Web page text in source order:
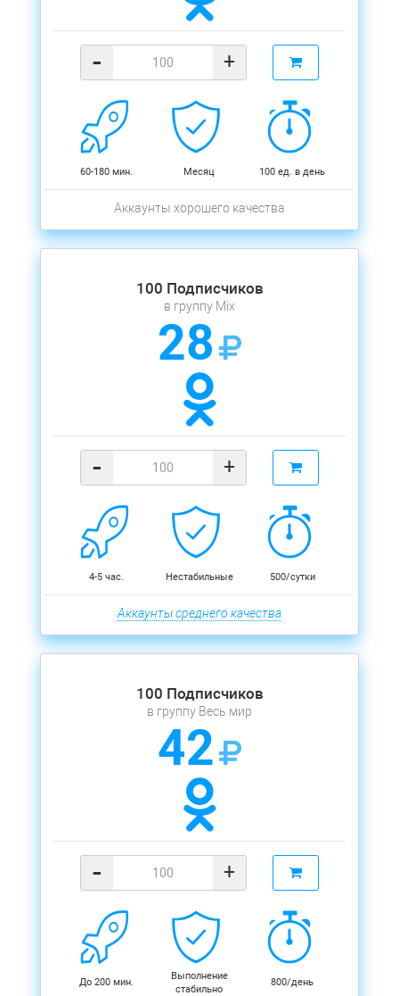
- +
60-180 мин. Месяц 100 ед. в день
Аккаунты хорошего качества
100 Подписчиков
в группу Mix
28
- +
4-5 час. Нестабильные 500/сутки
Аккаунты среднего качества
100 Подписчиков
в группу Весь мир
42
- +
До 200 мин.
Выполнение
стабильно
800/день